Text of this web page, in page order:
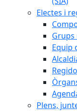
Electes i
Grups
Equip
Plens,